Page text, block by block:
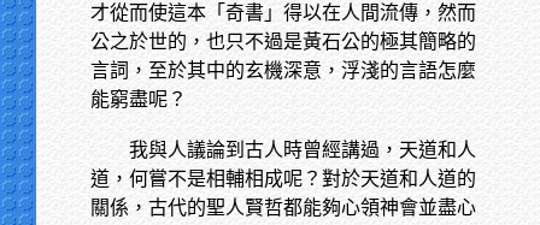
才從而使這本「奇書」得以在人間流傳，然而
公之於世的，也只不過是黃石公的極其簡略的
言詞，至於其中的玄機深意，浮淺的言語怎麼
能窮盡呢？
我與人議論到古人時曾經講過，天道和人
道，何嘗不是相輔相成呢？對於天道和人道的
關係，古代的聖人賢哲都能夠心領神會並盡心